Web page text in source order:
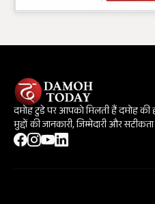
दमोह टुडे पर आपको मिलती हैं दमोह
मुद्दों की जानकारी, जिम्मेदारी और